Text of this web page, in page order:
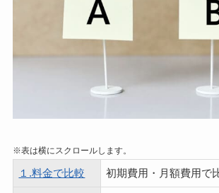
※表は横にスクロールします。
１.料金で比較 初期費用・月額費用で